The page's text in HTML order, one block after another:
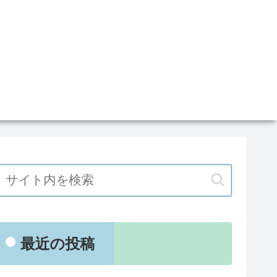
最近の投稿